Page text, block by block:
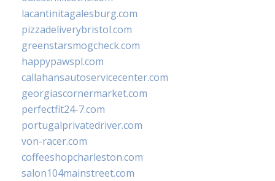
lacantinitagalesburg.com
pizzadeliverybristol.com
greenstarsmogcheck.com
happypawspl.com
callahansautoservicecenter.com
georgiascornermarket.com
perfectfit24-7.com
portugalprivatedriver.com
von-racer.com
coffeeshopcharleston.com
salon104mainstreet.com